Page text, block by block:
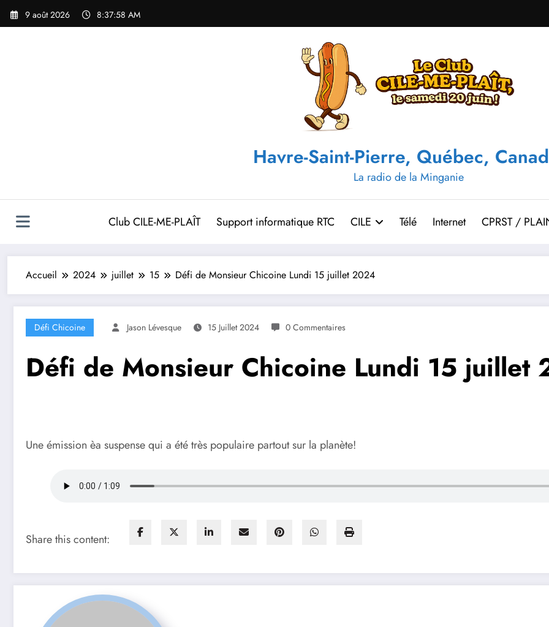
Aller
9 août 2026 8:37:59 AM
Havre-Saint-Pierre, Québec,
La radio de la Minganie
Club CILE-ME-PLAÎT Support informatique RTC CILE Télé Internet CPRST /
Accueil 2024 juillet 15 Défi de Monsieur Chicoine Lundi 15 juillet 2024
Défi Chicoine Jason Lévesque 15 Juillet 2024 0 Commentaires
Défi de Monsieur Chicoine Lundi 15 juillet
Une émission èa suspense qui a été très populaire partout sur la planète!
Share this content: